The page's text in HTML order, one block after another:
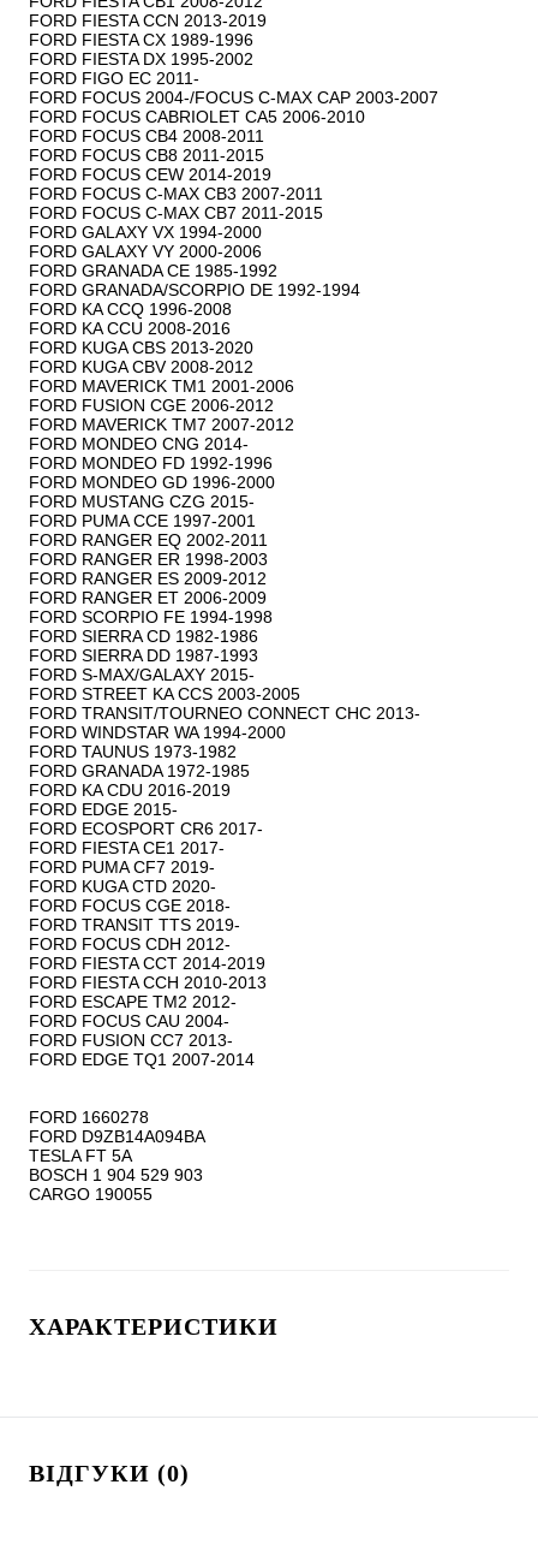
FORD FIESTA CCN 2013-2019
FORD FIESTA CX 1989-1996
FORD FIESTA DX 1995-2002
FORD FIGO EC 2011-
FORD FOCUS 2004-/FOCUS C-MAX CAP 2003-2007
FORD FOCUS CABRIOLET CA5 2006-2010
FORD FOCUS CB4 2008-2011
FORD FOCUS CB8 2011-2015
FORD FOCUS CEW 2014-2019
FORD FOCUS C-MAX CB3 2007-2011
FORD FOCUS C-MAX CB7 2011-2015
FORD GALAXY VX 1994-2000
FORD GALAXY VY 2000-2006
FORD GRANADA CE 1985-1992
FORD GRANADA/SCORPIO DE 1992-1994
FORD KA CCQ 1996-2008
FORD KA CCU 2008-2016
FORD KUGA CBS 2013-2020
FORD KUGA CBV 2008-2012
FORD MAVERICK TM1 2001-2006
FORD FUSION CGE 2006-2012
FORD MAVERICK TM7 2007-2012
FORD MONDEO CNG 2014-
FORD MONDEO FD 1992-1996
FORD MONDEO GD 1996-2000
FORD MUSTANG CZG 2015-
FORD PUMA CCE 1997-2001
FORD RANGER EQ 2002-2011
FORD RANGER ER 1998-2003
FORD RANGER ES 2009-2012
FORD RANGER ET 2006-2009
FORD SCORPIO FE 1994-1998
FORD SIERRA CD 1982-1986
FORD SIERRA DD 1987-1993
FORD S-MAX/GALAXY 2015-
FORD STREET KA CCS 2003-2005
FORD TRANSIT/TOURNEO CONNECT CHC 2013-
FORD WINDSTAR WA 1994-2000
FORD TAUNUS 1973-1982
FORD GRANADA 1972-1985
FORD KA CDU 2016-2019
FORD EDGE 2015-
FORD ECOSPORT CR6 2017-
FORD FIESTA CE1 2017-
FORD PUMA CF7 2019-
FORD KUGA CTD 2020-
FORD FOCUS CGE 2018-
FORD TRANSIT TTS 2019-
FORD FOCUS CDH 2012-
FORD FIESTA CCT 2014-2019
FORD FIESTA CCH 2010-2013
FORD ESCAPE TM2 2012-
FORD FOCUS CAU 2004-
FORD FUSION CC7 2013-
FORD EDGE TQ1 2007-2014
FORD 1660278
FORD D9ZB14A094BA
TESLA FT 5A
BOSCH 1 904 529 903
ХАРАКТЕРИСТИКИ
ВІДГУКИ (0)